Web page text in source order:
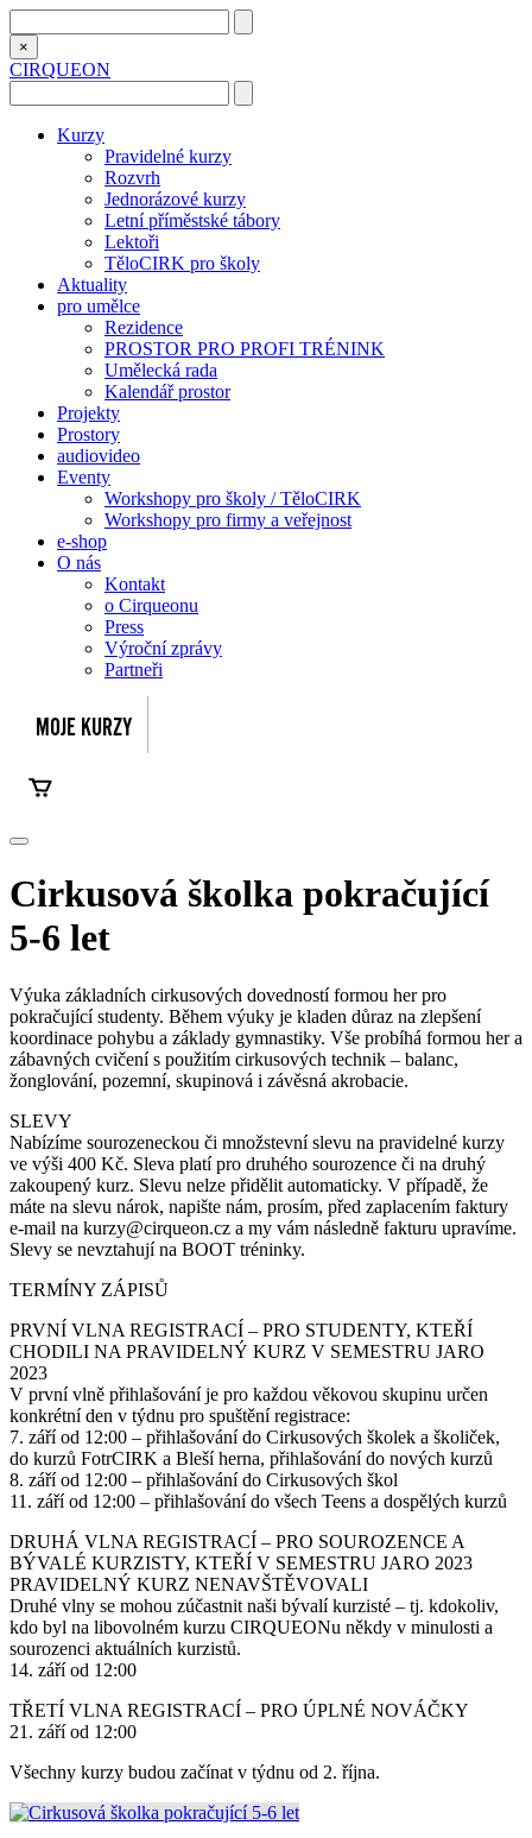
×
CIRQUEON
Kurzy
Pravidelné kurzy
Rozvrh
Jednorázové kurzy
Letní příměstské tábory
Lektoři
TěloCIRK pro školy
Aktuality
pro umělce
Rezidence
PROSTOR PRO PROFI TRÉNINK
Umělecká rada
Kalendář prostor
Projekty
Prostory
audiovideo
Eventy
Workshopy pro školy / TěloCIRK
Workshopy pro firmy a veřejnost
e-shop
O nás
Kontakt
o Cirqueonu
Press
Výroční zprávy
Partneři
Cirkusová školka pokračující
5-6 let
Výuka základních cirkusových dovedností formou her pro
pokračující studenty. Během výuky je kladen důraz na zlepšení
koordinace pohybu a základy gymnastiky. Vše probíhá formou her a
zábavných cvičení s použitím cirkusových technik – balanc,
žonglování, pozemní, skupinová i závěsná akrobacie.
SLEVY
Nabízíme sourozeneckou či množstevní slevu na pravidelné kurzy
ve výši 400 Kč. Sleva platí pro druhého sourozence či na druhý
zakoupený kurz. Slevu nelze přidělit automaticky. V případě, že
máte na slevu nárok, napište nám, prosím, před zaplacením faktury
e-mail na kurzy@cirqueon.cz a my vám následně fakturu upravíme.
Slevy se nevztahují na BOOT tréninky.
TERMÍNY ZÁPISŮ
PRVNÍ VLNA REGISTRACÍ – PRO STUDENTY, KTEŘÍ
CHODILI NA PRAVIDELNÝ KURZ V SEMESTRU JARO
2023
V první vlně přihlašování je pro každou věkovou skupinu určen
konkrétní den v týdnu pro spuštění registrace:
7. září od 12:00 – přihlašování do Cirkusových školek a školiček,
do kurzů FotrCIRK a Bleší herna, přihlašování do nových kurzů
8. září od 12:00 – přihlašování do Cirkusových škol
11. září od 12:00 – přihlašování do všech Teens a dospělých kurzů
DRUHÁ VLNA REGISTRACÍ – PRO SOUROZENCE A
BÝVALÉ KURZISTY, KTEŘÍ V SEMESTRU JARO 2023
PRAVIDELNÝ KURZ NENAVŠTĚVOVALI
Druhé vlny se mohou zúčastnit naši bývalí kurzisté – tj. kdokoliv,
kdo byl na libovolném kurzu CIRQUEONu někdy v minulosti a
sourozenci aktuálních kurzistů.
14. září od 12:00
TŘETÍ VLNA REGISTRACÍ – PRO ÚPLNÉ NOVÁČKY
21. září od 12:00
Všechny kurzy budou začínat v týdnu od 2. října.